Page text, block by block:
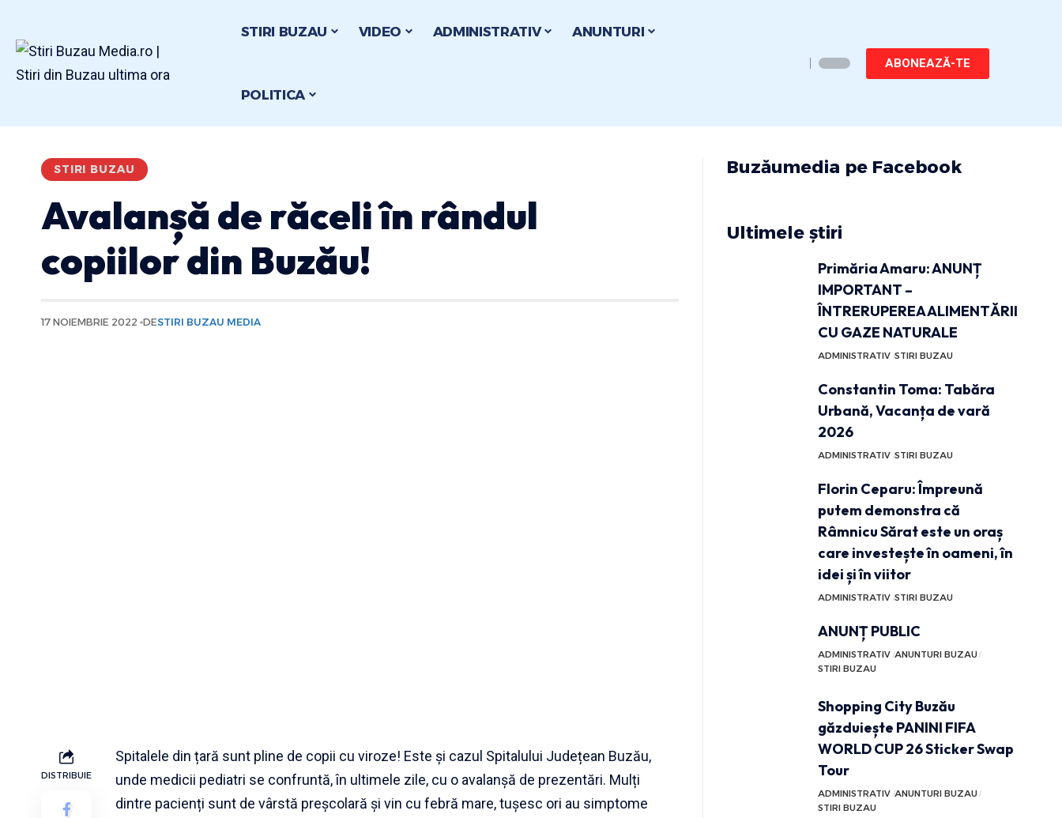
STIRI BUZAU VIDEO ADMINISTRATIV ANUNTURI
POLITICA
ABONEAZĂ-TE
STIRI BUZAU
Avalanșă de răceli în rândul
copiilor din Buzău!
17 NOIEMBRIE 2022 DESTIRI BUZAU MEDIA
DISTRIBUIE
Spitalele din țară sunt pline de copii cu viroze! Este și cazul Spitalului Județean Buzău,
unde medicii pediatri se confruntă, în ultimele zile, cu o avalanșă de prezentări. Mulți
dintre pacienți sunt de vârstă preșcolară și vin cu febră mare, tușesc ori au simptome
Buzăumedia pe Facebook
Ultimele știri
Primăria Amaru: ANUNȚ
IMPORTANT –
ÎNTRERUPEREA ALIMENTĂRII
CU GAZE NATURALE
ADMINISTRATIV STIRI BUZAU
Constantin Toma: Tabăra
Urbană, Vacanța de vară
2026
ADMINISTRATIV STIRI BUZAU
Florin Ceparu: Împreună
putem demonstra că
Râmnicu Sărat este un oraș
care investește în oameni, în
idei și în viitor
ADMINISTRATIV STIRI BUZAU
ANUNȚ PUBLIC
ADMINISTRATIV ANUNTURI BUZAU
STIRI BUZAU
Shopping City Buzău
găzduiește PANINI FIFA
WORLD CUP 26 Sticker Swap
Tour
ADMINISTRATIV ANUNTURI BUZAU
STIRI BUZAU